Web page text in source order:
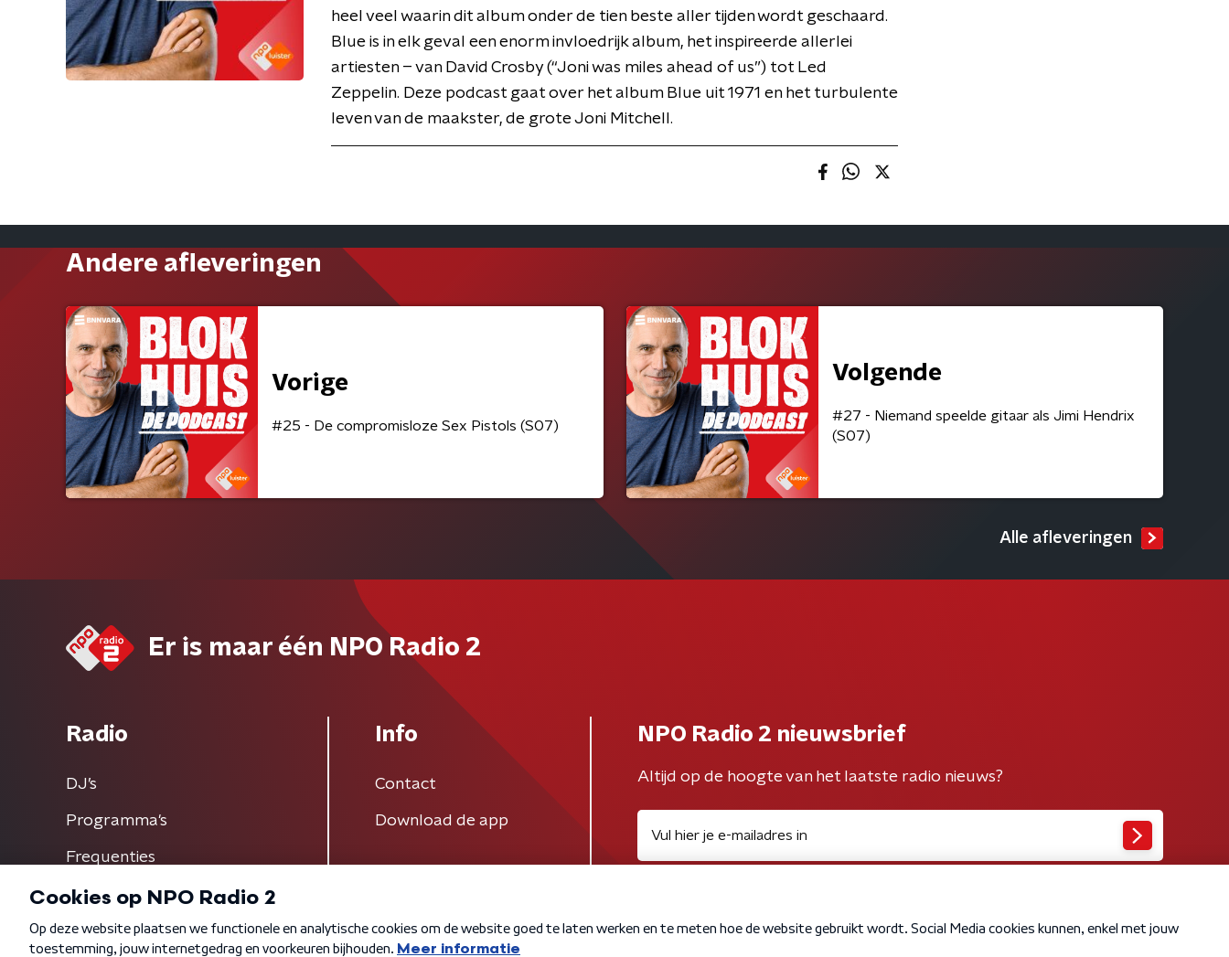
heel veel waarin dit album onder de tien beste aller tijden wordt geschaard.
Blue is in elk geval een enorm invloedrijk album, het inspireerde allerlei
artiesten – van David Crosby (“Joni was miles ahead of us”) tot Led
Zeppelin. Deze podcast gaat over het album Blue uit 1971 en het turbulente
leven van de maakster, de grote Joni Mitchell.
Andere afleveringen
Vorige
#25 - De compromisloze Sex Pistols (S07)
Volgende
#27 - Niemand speelde gitaar als Jimi Hendrix
(S07)
Alle afleveringen
Er is maar één NPO Radio 2
Radio
DJ’s
Programma's
Frequenties
Info
Contact
Download de app
NPO Radio 2 nieuwsbrief
Altijd op de hoogte van het laatste radio nieuws?